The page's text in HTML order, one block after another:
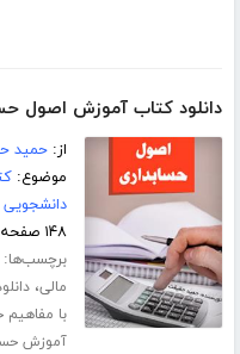
دانلود کتاب آموزش اصول
از:حمید
موضوع:
دانشجویی
۱۴۸ صفحه
برچسب‌ها:
مالی،
با مفاهیم
آموزش